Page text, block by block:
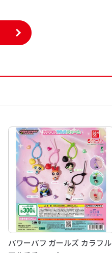
パワーパフ ガールズ カラフル